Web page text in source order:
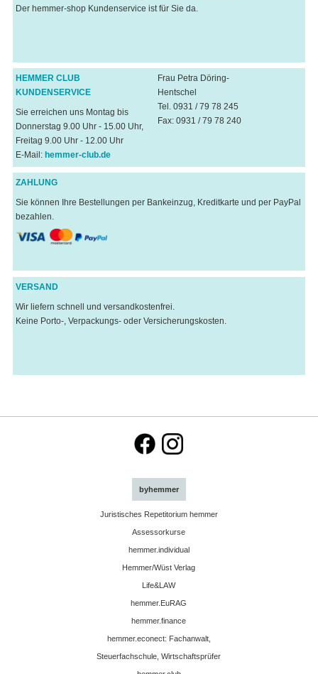
Der hemmer-shop Kundenservice ist für Sie da.
HEMMER CLUB
KUNDENSERVICE
Sie erreichen uns Montag bis
Donnerstag 9.00 Uhr - 15.00 Uhr,
Freitag 9.00 Uhr - 12.00 Uhr
E-Mail: hemmer-club.de
Frau Petra Döring-
Hentschel
Tel. 0931 / 79 78 245
Fax: 0931 / 79 78 240
ZAHLUNG
Sie können Ihre Bestellungen per Bankeinzug, Kreditkarte und per PayPal
bezahlen.
VERSAND
Wir liefern schnell und versandkostenfrei.
Keine Porto-, Verpackungs- oder Versicherungskosten.
byhemmer
Juristisches Repetitorium hemmer
Assessorkurse
hemmer.individual
Hemmer/Wüst Verlag
Life&LAW
hemmer.EuRAG
hemmer.finance
hemmer.econect: Fachanwalt,
Steuerfachschule, Wirtschaftsprüfer